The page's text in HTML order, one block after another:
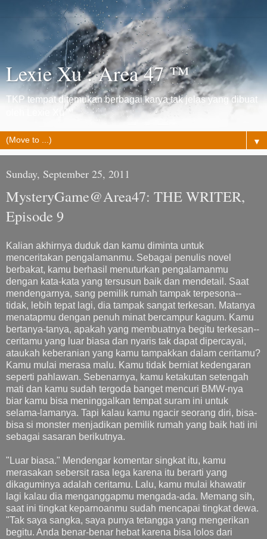
Lexie Xu : Area 47 ™
TKP tempat ditemukan berbagai karya tak jelas yang dibuat
oleh Lexie Xu™
▼
Sunday, September 25, 2011
MysteryGame@Area47: THE WRITER,
Episode 9
Kalian akhirnya duduk dan kamu diminta untuk
menceritakan pengalamanmu. Sebagai penulis novel
berbakat, kamu berhasil menuturkan pengalamanmu
dengan kata-kata yang tersusun baik dan mendetail. Saat
mendengarnya, sang pemilik rumah tampak terpesona--
tidak, lebih tepat lagi, dia tampak sangat terkesan. Matanya
menatapmu dengan penuh minat bercampur kagum. Kamu
bertanya-tanya, apakah yang membuatnya begitu terkesan--
ceritamu yang luar biasa dan nyaris tak dapat dipercayai,
ataukah keberanian yang kamu tampakkan dalam ceritamu?
Kamu mulai merasa malu. Kamu tidak berniat kedengaran
seperti pahlawan. Sebenarnya, kamu ketakutan setengah
mati dan kamu sudah tergoda banget mencuri BMW-nya
biar kamu bisa meninggalkan tempat suram ini untuk
selama-lamanya. Tapi kalau kamu ngacir seorang diri, bisa-
bisa si monster menjadikan pemilik rumah yang baik hati ini
sebagai sasaran berikutnya.
"Luar biasa." Mendengar komentar singkat itu, kamu
merasakan sebersit rasa lega karena itu berarti yang
dikaguminya adalah ceritamu. Lalu, kamu mulai khawatir
lagi kalau dia menganggapmu mengada-ada. Memang sih,
saat ini tingkat keparnoanmu sudah mencapai tingkat dewa.
"Tak saya sangka, saya punya tetangga yang mengerikan
begitu. Anda benar-benar hebat karena bisa lolos dari